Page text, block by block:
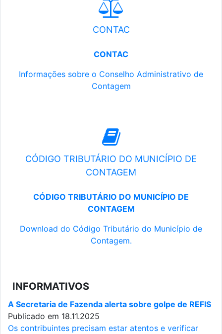
CONTAC
CONTAC
Informações sobre o Conselho Administrativo de
Contagem
CÓDIGO TRIBUTÁRIO DO MUNICÍPIO DE
CONTAGEM
CÓDIGO TRIBUTÁRIO DO MUNICÍPIO DE
CONTAGEM
Download do Código Tributário do Município de
Contagem.
INFORMATIVOS
A Secretaria de Fazenda alerta sobre golpe de REFIS
Publicado em 18.11.2025
Os contribuintes precisam estar atentos e verificar